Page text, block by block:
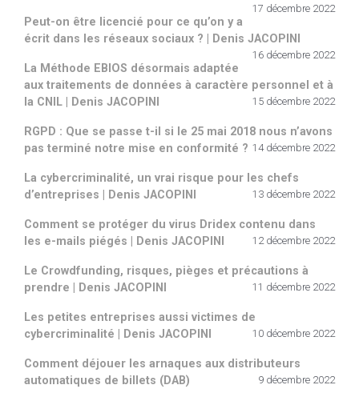
17 décembre 2022
Peut-on être licencié pour ce qu’on y a
écrit dans les réseaux sociaux ? | Denis JACOPINI
16 décembre 2022
La Méthode EBIOS désormais adaptée
aux traitements de données à caractère personnel et à
la CNIL | Denis JACOPINI
15 décembre 2022
RGPD : Que se passe t-il si le 25 mai 2018 nous n’avons
pas terminé notre mise en conformité ? 14 décembre 2022
La cybercriminalité, un vrai risque pour les chefs
d’entreprises | Denis JACOPINI
13 décembre 2022
Comment se protéger du virus Dridex contenu dans
les e-mails piégés | Denis JACOPINI
12 décembre 2022
Le Crowdfunding, risques, pièges et précautions à
prendre | Denis JACOPINI
11 décembre 2022
Les petites entreprises aussi victimes de
cybercriminalité | Denis JACOPINI
10 décembre 2022
Comment déjouer les arnaques aux distributeurs
automatiques de billets (DAB)
9 décembre 2022